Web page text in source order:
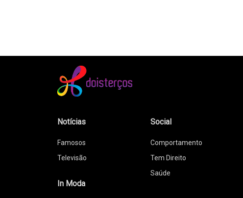
Notícias
Famosos
Televisão
In Moda
Social
Comportamento
Tem Direito
Saúde